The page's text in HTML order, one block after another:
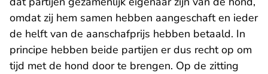
omdat zij hem samen hebben aangeschaft en ieder
de helft van de aanschafprijs hebben betaald. In
principe hebben beide partijen er dus recht op om
tijd met de hond door te brengen. Op de zitting